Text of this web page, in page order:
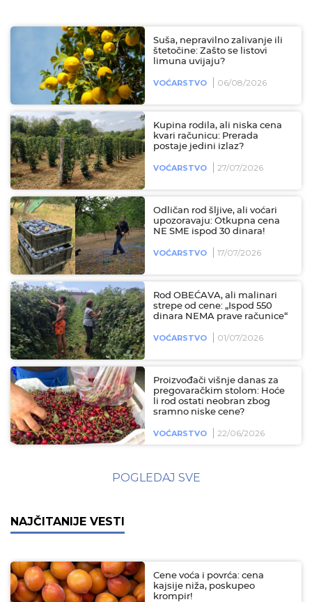
Suša, nepravilno zalivanje ili
štetočine: Zašto se listovi
limuna uvijaju?
VOĆARSTVO 06/08/2026
Kupina rodila, ali niska cena
kvari računicu: Prerada
postaje jedini izlaz?
VOĆARSTVO 27/07/2026
Odličan rod šljive, ali voćari
upozoravaju: Otkupna cena
NE SME ispod 30 dinara!
VOĆARSTVO 17/07/2026
Rod OBEĆAVA, ali malinari
strepe od cene: „Ispod 550
dinara NEMA prave računice“
VOĆARSTVO 01/07/2026
Proizvođači višnje danas za
pregovaračkim stolom: Hoće
li rod ostati neobran zbog
sramno niske cene?
VOĆARSTVO 22/06/2026
POGLEDAJ SVE
NAJČITANIJE VESTI
Cene voća i povrća: cena
kajsije niža, poskupeo
krompir!